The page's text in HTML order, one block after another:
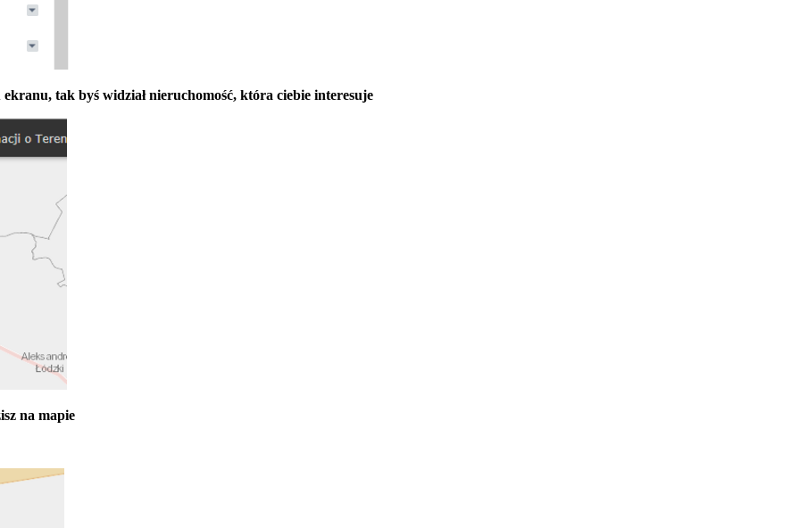
tak byś widział nieruchomość, która ciebie interesuje
na mapie